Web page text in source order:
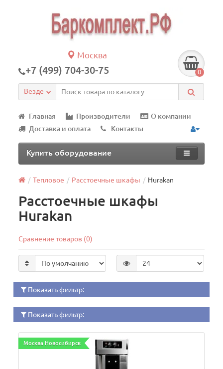
Москва
+7 (499) 704-30-75 0
Везде
Главная Производители
О компании
Доставка и оплата
Контакты
Купить оборудование
Тепловое Расстоечные шкафы Hurakan
Расстоечные шкафы
Hurakan
Сравнение товаров (0)
Показать фильтр:
Показать фильтр:
Москва Новосибирск